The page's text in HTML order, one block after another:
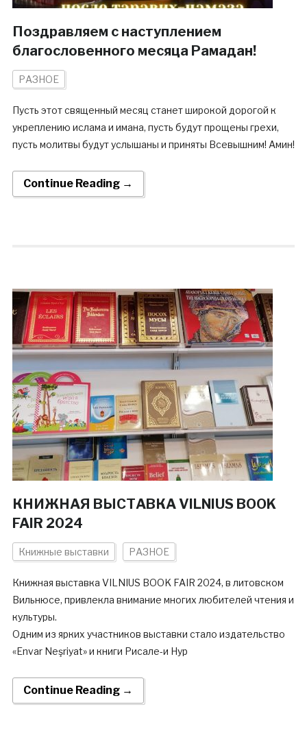
Поздравляем с наступлением
благословенного месяца Рамадан!
РАЗНОЕ
Пусть этот священный месяц станет широкой дорогой к
укреплению ислама и имана, пусть будут прощены грехи,
пусть молитвы будут услышаны и приняты Всевышним! Амин!
Continue Reading →
КНИЖНАЯ ВЫСТАВКА VILNIUS BOOK
FAIR 2024
Книжные выставки РАЗНОЕ
Книжная выставка VILNIUS BOOK FAIR 2024, в литовском
Вильнюсе, привлекла внимание многих любителей чтения и
культуры.
Одним из ярких участников выставки стало издательство
«Envar Neşriyat» и книги Рисале-и Нур
Continue Reading →